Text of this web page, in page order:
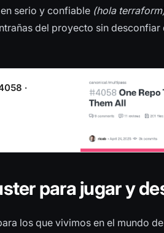
serio y confiable (hola
del proyecto sin desconfiar
·
para jugar y
los que vivimos en el mundo